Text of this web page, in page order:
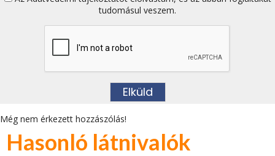
tudomásul veszem.
Még nem érkezett hozzászólás!
Hasonló látnivalók